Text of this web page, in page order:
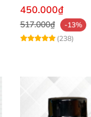
450.000₫
517.000₫
-13%
(238)